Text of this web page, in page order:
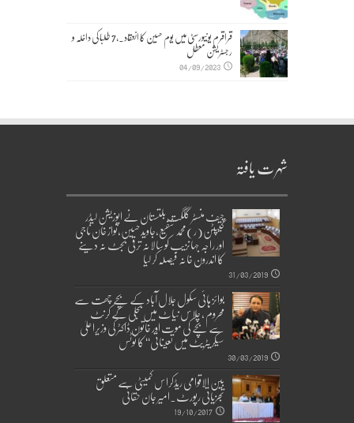
قراقرم یونیورسٹی میں یوم حسین کا انعقاد۔,7 طلبا کی داخلہ و
رجسٹریشن معطل
04/09/2023
شہرت یافتہ
چیف منسٹر گلگت بلتستان نے اپوزیشن لیڈر
کیپٹن(ر)محمد شفیع،جاوید حسین،نواز خان ناجی
اور راجہ جہانزیب کو سالانہ ترقی بجٹ نہ دینے
کا اندرون خانہ فیصلہ کر لیا
31/03/2019
بوائز ہائی سکول جلال آباد کے بچے چھت سے
محروم ، چلاس نیاٹ میں بجلی کے کرنٹ
سے بچے کی موت اور خاتون ڈاکٹر کی وزیراعلیٰ
سیکریٹریٹ میں تعیناتی‘‘ کا نوٹس
30/03/2019
بین الاقوامی ریڈکراس کمیٹی سے متعلق
تجزیاتی رپورٹ۔امیر جان حقانی
19/10/2017